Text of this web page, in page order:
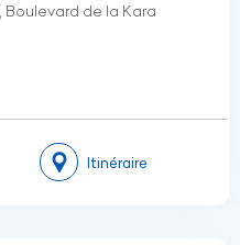
Boulevard de la Kara
Itinéraire